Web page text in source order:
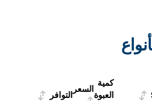
كمية
العبوة
السعر
التوافر